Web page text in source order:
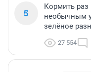
5
Кормить
необычным
зелёное
27 554